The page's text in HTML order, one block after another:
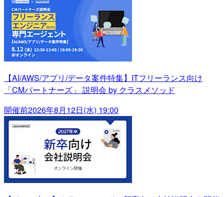
【AI/AWS/アプリ/データ案件特集】ITフリーランス向け
「CMパートナーズ」 説明会 by クラスメソッド
開催前2026年8月12日(水) 19:00